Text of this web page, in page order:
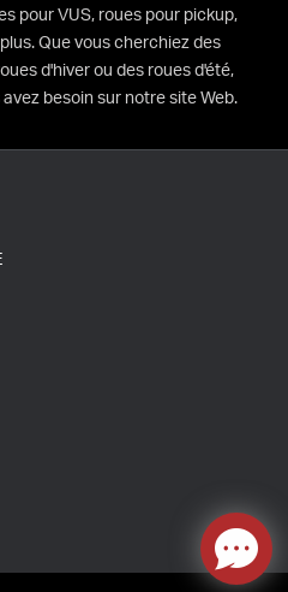
pour VUS, roues pour pickup,
Que vous cherchiez des
d'hiver ou des roues d'été,
besoin sur notre site Web.